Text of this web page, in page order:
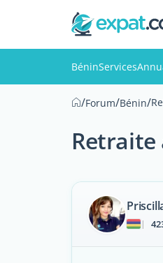
BéninServices
/Forum/Bénin/
Retraite
|